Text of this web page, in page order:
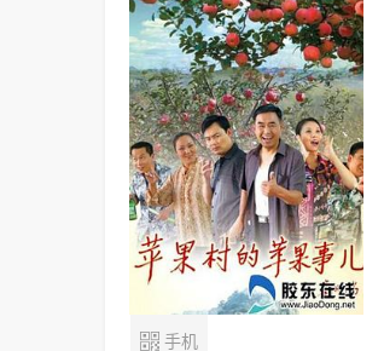
 手机